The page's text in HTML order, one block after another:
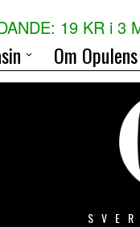
19 KR i 3
Om Opulens